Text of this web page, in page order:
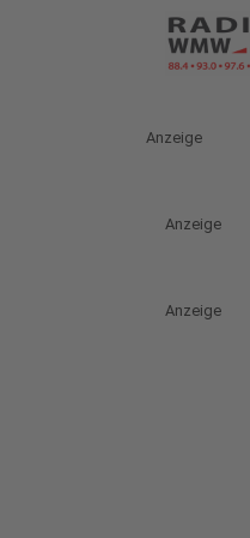
Anzeige
Anzeige
Anzeige